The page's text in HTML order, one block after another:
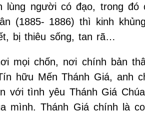
lùng người có đạo, trong đó
(1885- 1886) thì kinh
bị thiêu sống, tan rã…
mọi chốn, nơi chính bản
hữu Mến Thánh Giá, anh
với tình yêu Thánh Giá
mình. Thánh Giá chính là